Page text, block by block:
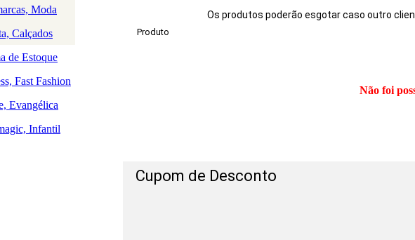
Moda
Calçados
de Estoque
Fast Fashion
Evangélica
Infantil
Os produtos poderão esgotar caso outro
Produto
Não foi
Cupom de Desconto